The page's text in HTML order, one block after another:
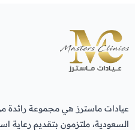
عيادات ماسترز هي مجموعة رائدة من
السعودية، ملتزمون بتقديم رعاية